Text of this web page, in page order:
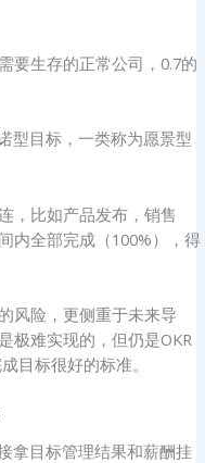
要生存的正常公司，0.7的
型目标，一类称为愿景型
，比如产品发布，销售
内全部完成（100%），得
风险，更侧重于未来导
极难实现的，但仍是OKR
目标很好的标准。
拿目标管理结果和薪酬挂